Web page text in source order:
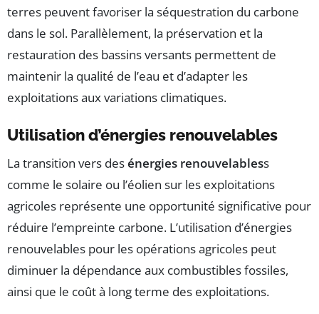
terres peuvent favoriser la séquestration du carbone
dans le sol. Parallèlement, la préservation et la
restauration des bassins versants permettent de
maintenir la qualité de l’eau et d’adapter les
exploitations aux variations climatiques.
Utilisation d’énergies renouvelables
La transition vers desénergies renouvelabless
comme le solaire ou l’éolien sur les exploitations
agricoles représente une opportunité significative pour
réduire l’empreinte carbone. L’utilisation d’énergies
renouvelables pour les opérations agricoles peut
diminuer la dépendance aux combustibles fossiles,
ainsi que le coût à long terme des exploitations.